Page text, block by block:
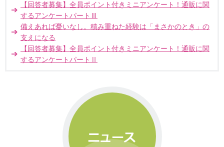
【回答者募集】全員ポイント付きミニアンケート！通販に関
するアンケートパートⅢ
備えあれば憂いなし。積み重ねた経験は「まさかのとき」の
支えになる
【回答者募集】全員ポイント付きミニアンケート！通販に関
するアンケートパートⅡ